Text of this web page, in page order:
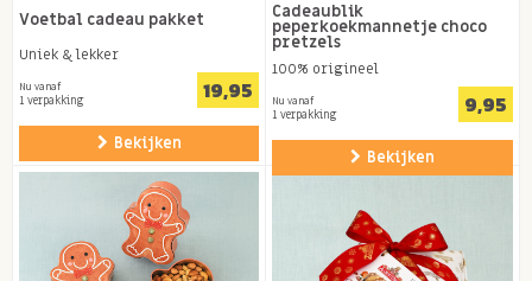
Voetbal cadeau pakket
Uniek & lekker
Nu vanaf
1 verpakking 19,95
Bekijken
Cadeaublik
peperkoekmannetje choco
pretzels
100% origineel
Nu vanaf
1 verpakking 9,95
Bekijken